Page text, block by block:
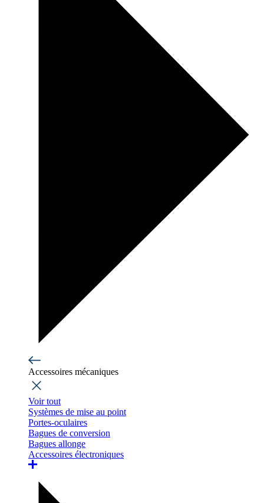
Accessoires mécaniques
Voir tout
Systèmes de mise au point
Portes-oculaires
Bagues de conversion
Bagues allonge
Accessoires électroniques